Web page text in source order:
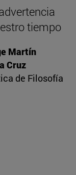
tiempo
Martín
Cruz
de Filosofía